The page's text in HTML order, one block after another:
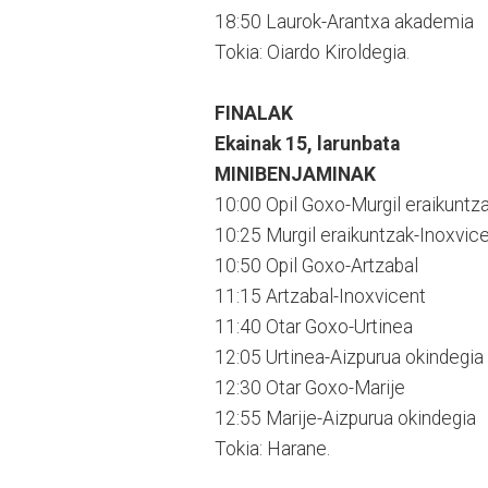
18:50 Laurok-Arantxa akademia
Tokia: Oiardo Kiroldegia.
FINALAK
Ekainak 15, larunbata
MINIBENJAMINAK
10:00 Opil Goxo-Murgil
10:25 Murgil eraikuntzak-
10:50 Opil Goxo-Artzabal
11:15 Artzabal-Inoxvicent
11:40 Otar Goxo-Urtinea
12:05 Urtinea-Aizpurua okindegia
12:30 Otar Goxo-Marije
12:55 Marije-Aizpurua okindegia
Tokia: Harane.